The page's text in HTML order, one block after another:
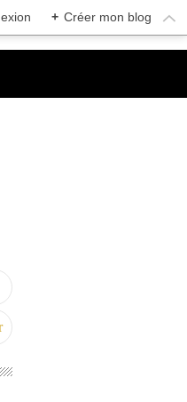
+ Créer mon blog